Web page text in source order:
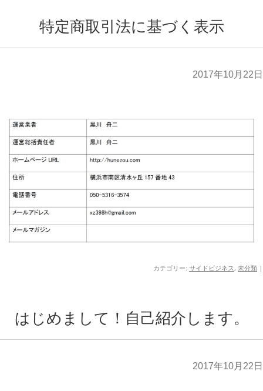
特定商取引法に基づく表示
2017年10月22日
カテゴリー: サイドビジネス, 未分類 |
はじめまして！自己紹介します。
2017年10月22日